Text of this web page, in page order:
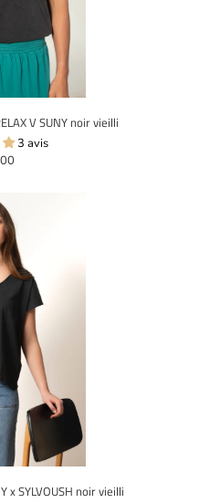
V SUNY noir vieilli
3 avis
x SYLVOUSH noir vieilli